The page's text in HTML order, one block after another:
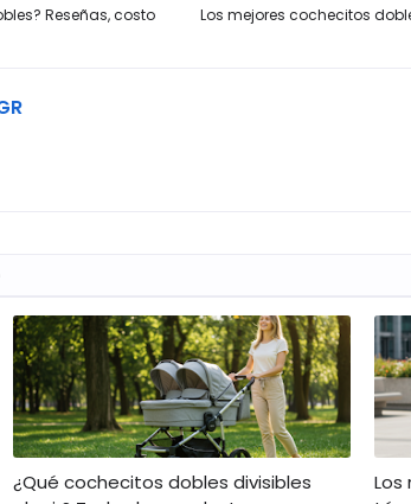
Los mejores cochecitos
Reseñas, costo
¿Qué cochecitos dobles divisibles